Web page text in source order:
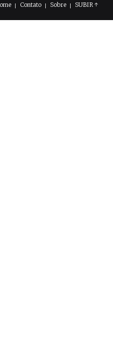
Contato Sobre SUBIR ↑